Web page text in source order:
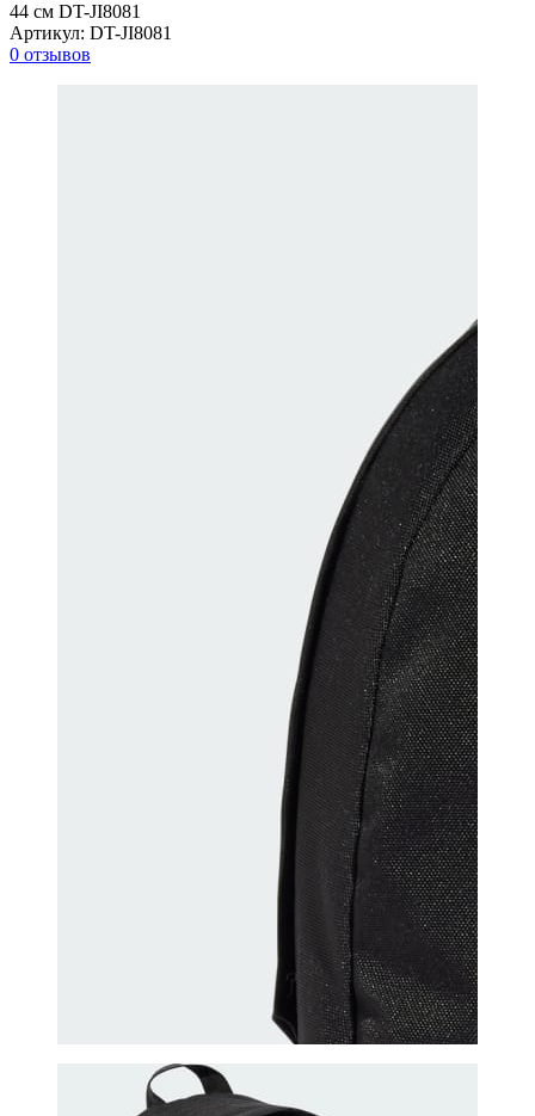
44 см DT-JI8081
Артикул: DT-JI8081
0 отзывов